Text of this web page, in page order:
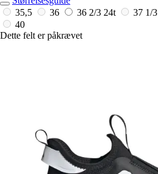
35,5
36 36 2/3 24t 37 1/3
40
Dette felt er påkrævet